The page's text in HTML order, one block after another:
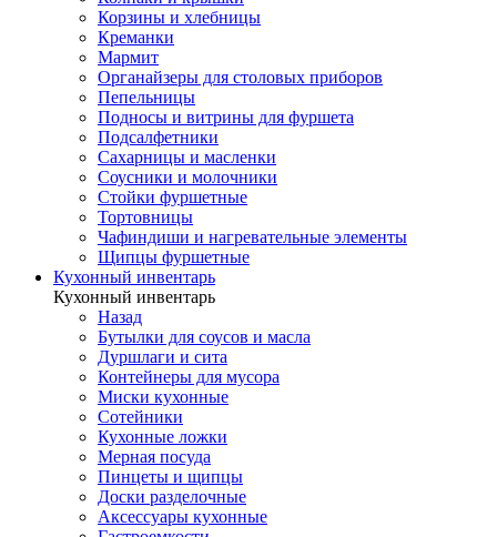
Корзины и хлебницы
Креманки
Мармит
Органайзеры для столовых приборов
Пепельницы
Подносы и витрины для фуршета
Подсалфетники
Сахарницы и масленки
Соусники и молочники
Стойки фуршетные
Тортовницы
Чафиндиши и нагревательные элементы
Щипцы фуршетные
Кухонный инвентарь
Кухонный инвентарь
Назад
Бутылки для соусов и масла
Дуршлаги и сита
Контейнеры для мусора
Миски кухонные
Сотейники
Кухонные ложки
Мерная посуда
Пинцеты и щипцы
Доски разделочные
Аксессуары кухонные